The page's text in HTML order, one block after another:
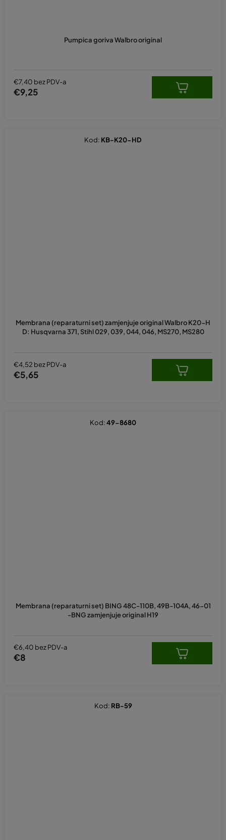
Pumpica goriva Walbro original
€7,40 bez PDV-a
€9,25
Membrana (reparaturni set) zamjenjuje original Walbro K20-H
D: Husqvarna 371, Stihl 029, 039, 044, 046, MS270, MS280
€4,52 bez PDV-a
€5,65
Kod: KB-K20-HD
Membrana (reparaturni set) BING 48C-110B, 49B-104A, 46-01
-BNG zamjenjuje original H19
€6,40 bez PDV-a
€8
Kod:49-8680
Kod: RB-59